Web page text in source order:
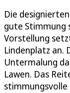
Die
gute Stimmung
Vorstellung
Lindenplatz an.
Untermalung
Lawen. Das
stimmungsvolle